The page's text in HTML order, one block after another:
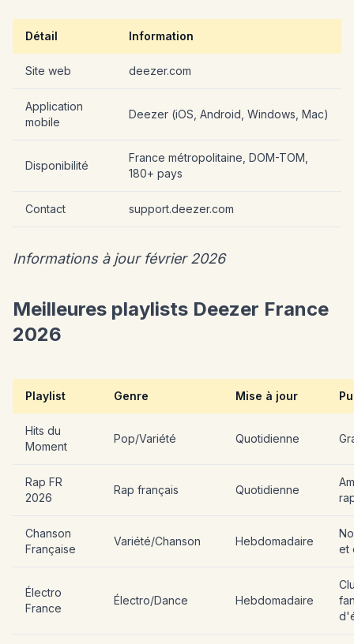
Détail Information
Site web deezer.com
Application
mobile
Deezer (iOS, Android, Windows, Mac)
Disponibilité
France métropolitaine, DOM-TOM,
180+ pays
Contact support.deezer.com
Informations à jour février 2026
Meilleures playlists Deezer France
2026
Playlist Genre Mise à jour
Hits du
Moment
Pop/Variété Quotidienne
Rap FR
2026
Rap français Quotidienne
Chanson
Française
Variété/Chanson Hebdomadaire
et
Électro
France
Électro/Dance Hebdomadaire